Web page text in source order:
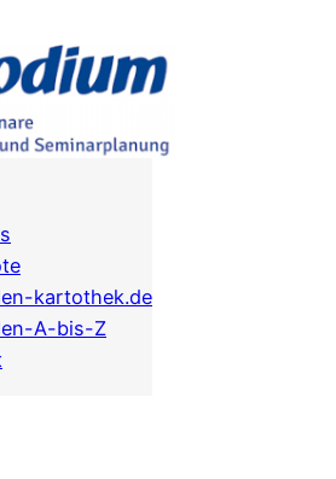
kartothek.de
A-bis-Z